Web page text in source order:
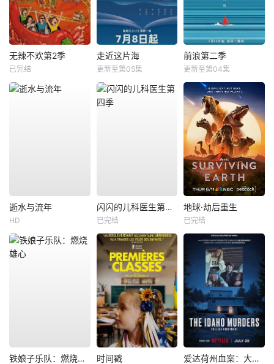
无辣不欢第2季
已完结
走近这片海
更新至第05集
前浪第二季
更新至第04集
逝水与流年
HD
闪闪的儿科医生第四季
已完结
地球·劫后重生
已完结
铁娘子乐队：燃烧雄心 时间戳 爱达荷州血案：大学梦魇